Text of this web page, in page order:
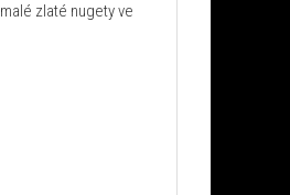
zlaté nugety ve